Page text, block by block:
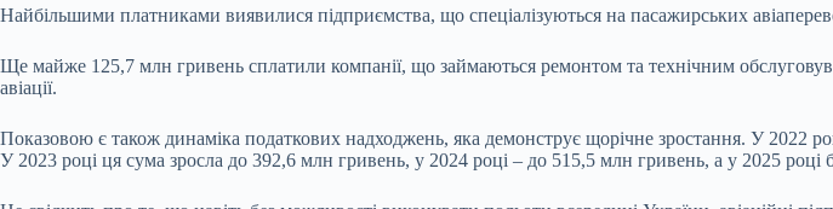
Найбільшими платниками виявилися підприємства, що спеціалізуються на пасажирських
Ще майже 125,7 млн гривень сплатили компанії, що займаються ремонтом та технічним
авіації.
Показовою є також динаміка податкових надходжень, яка демонструє щорічне зростання. У 2022
У 2023 році ця сума зросла до 392,6 млн гривень, у 2024 році – до 515,5 млн гривень, а у 2025